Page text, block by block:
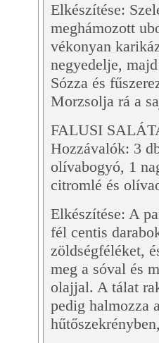
Elkészítése:
meghámozott
vékonyan
negyedelje,
Sózza és
Morzsolja rá a
FALUSI
Hozzávalók: 3
olívabogyó, 1
citromlé és
Elkészítése: A
fél centis
zöldségféléket,
meg a sóval és
olajjal. A tálat
pedig halmozza